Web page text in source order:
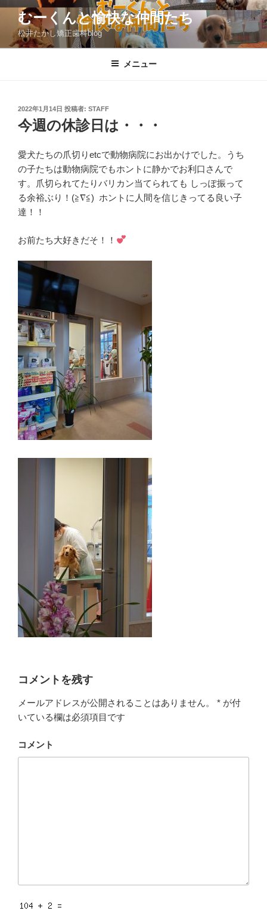
コ
ン
むーくんと愉快な仲間たち
松井たかし矯正歯科blog
メニュー
投
稿
日:
2022年1月14日 投稿者: STAFF
今週の休診日は・・・
愛犬たちの爪切りetcで動物病院にお出かけでした。うち
の子たちは動物病院でもホントに静かでお利口さんで
す。爪切られてたりバリカン当てられても しっぽ振って
る余裕ぶり！(≧∇≦) ホントに人間を信じきってる良い子
達！！
お前たち大好きだそ！！
コメントを残す
メールアドレスが公開されることはありません。 * が付
いている欄は必須項目です
コメント